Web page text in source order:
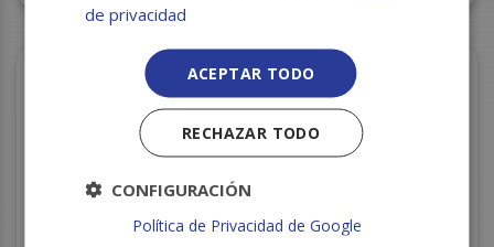
de privacidad
ACEPTAR TODO
RECHAZAR TODO
CONFIGURACIÓN
Política de Privacidad de Google